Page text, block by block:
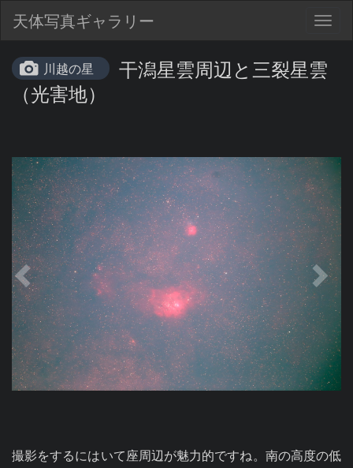
天体写真ギャラリー
川越の星
干潟星雲周辺と三裂星雲
（光害地）
撮影をするにはいて座周辺が魅力的ですね。南の高度の低